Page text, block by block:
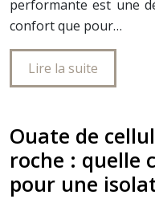
performante est une
confort que pour…
Lire la suite
Ouate de
roche : quelle
pour une